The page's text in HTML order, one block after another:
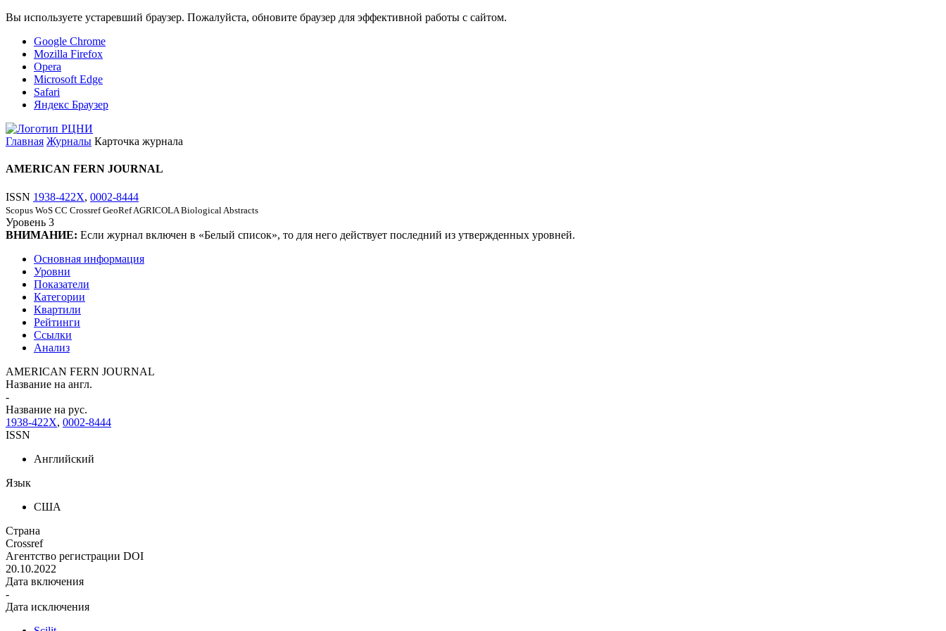
Вы используете устаревший браузер. Пожалуйста, обновите браузер для эффективной работы с сайтом.
Google Chrome
Mozilla Firefox
Opera
Microsoft Edge
Safari
Яндекс Браузер
Главная Журналы Карточка журнала
AMERICAN FERN JOURNAL
ISSN 1938-422X, 0002-8444
Scopus WoS CC Crossref GeoRef AGRICOLA Biological Abstracts
Уровень 3
ВНИМАНИЕ: Если журнал включен в «Белый список», то для него действует последний из утвержденных уровней.
Основная информация
Уровни
Показатели
Категории
Квартили
Рейтинги
Ссылки
Анализ
AMERICAN FERN JOURNAL
Название на англ.
-
Название на рус.
1938-422X, 0002-8444
ISSN
Английский
Язык
США
Страна
Crossref
Агентство регистрации DOI
20.10.2022
Дата включения
-
Дата исключения